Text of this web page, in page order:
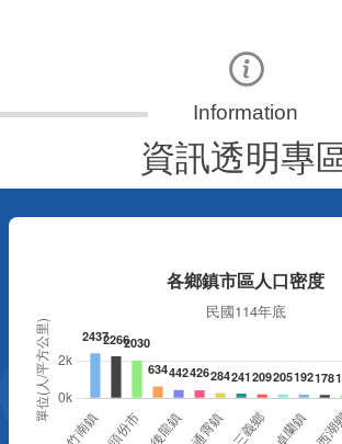
資訊透明專